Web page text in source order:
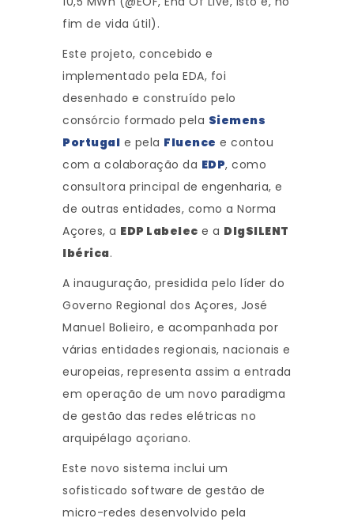
fim de vida útil).
Este projeto, concebido e
implementado pela EDA, foi
desenhado e construído pelo
consórcio formado pela Siemens
Portugal e pela Fluence e contou
com a colaboração da EDP, como
consultora principal de engenharia, e
de outras entidades, como a Norma
Açores, a EDP Labelec e a DIgSILENT
Ibérica.
A inauguração, presidida pelo líder do
Governo Regional dos Açores, José
Manuel Bolieiro, e acompanhada por
várias entidades regionais, nacionais e
europeias, representa assim a entrada
em operação de um novo paradigma
de gestão das redes elétricas no
arquipélago açoriano.
Este novo sistema inclui um
sofisticado software de gestão de
micro-redes desenvolvido pela